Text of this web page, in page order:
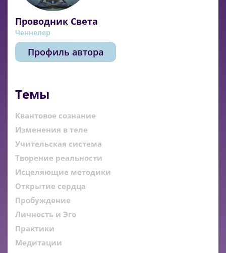
Проводник Света
Ченнелер
Профиль автора
Темы
Квантовое сознание
Изменения в теле
Учительская система
Творение реальности
Исцеляющие методики
Открытие сердца
Пробуждение
Личность и Эго
Практики
Медитации